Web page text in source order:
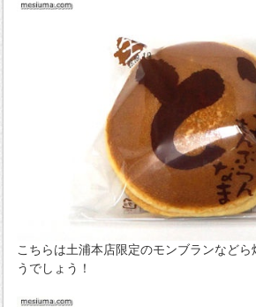
こちらは土浦本店限定のモンブランなど
うでしょう！